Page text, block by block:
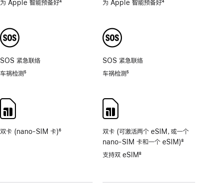
为 Apple 智能预备好4
SOS 紧急联络
车祸检测5
双卡 (nano-SIM 卡)6
为 Apple 智能预备好4
SOS 紧急联络
车祸检测5
双卡 (可激活两个 eSIM，或一个
nano-SIM 卡和一个 eSIM)
脚
8
支持双 eSIM8